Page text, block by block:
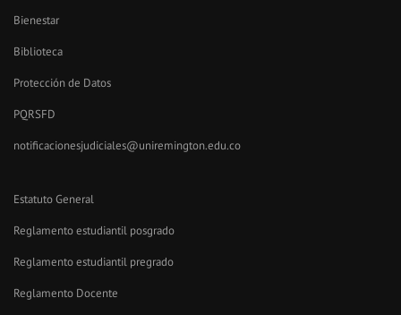
Bienestar
Biblioteca
Protección de Datos
PQRSFD
notificacionesjudiciales@uniremington.edu.co
Estatuto General
Reglamento estudiantil posgrado
Reglamento estudiantil pregrado
Reglamento Docente